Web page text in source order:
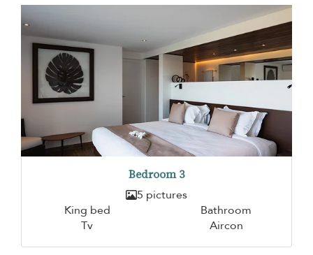
Bedroom 3
5 pictures
King bed
Bathroom
Tv
Aircon